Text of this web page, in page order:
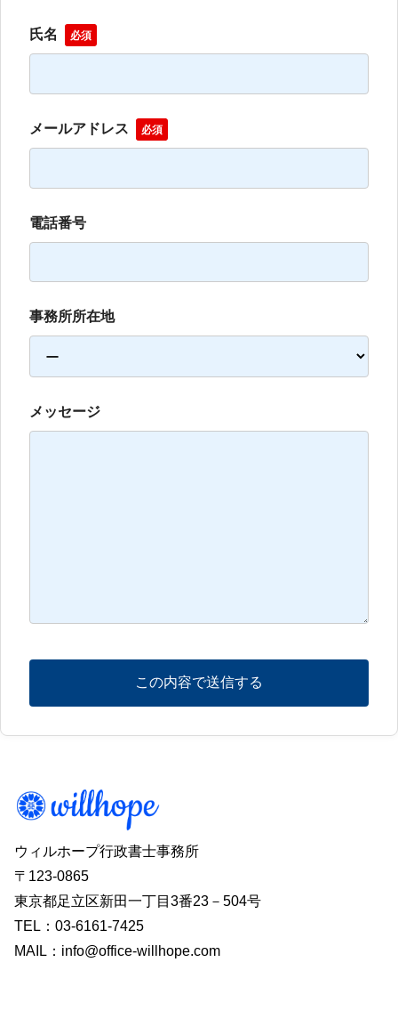
氏名 必須
メールアドレス 必須
電話番号
事務所所在地
メッセージ
ウィルホープ行政書士事務所
〒123-0865
東京都足立区新田一丁目3番23－504号
TEL：03-6161-7425
MAIL：info@office-willhope.com